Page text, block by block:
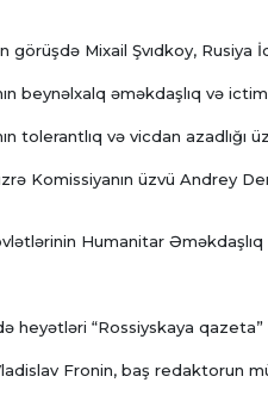
görüşdə Mixail Şvıdkoy, Rusiya
beynəlxalq əməkdaşlıq və
tolerantlıq və vicdan azadlığı
Komissiyanın üzvü Andrey
Humanitar
heyətləri “Rossiyskaya
Fronin, baş redaktorun